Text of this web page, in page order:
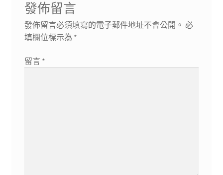
發佈留言
發佈留言必須填寫的電子郵件地址不會公開。 必
填欄位標示為 *
留言 *